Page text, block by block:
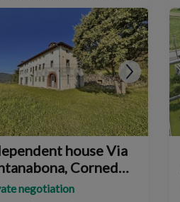
house Via
Cornedo
negotiation